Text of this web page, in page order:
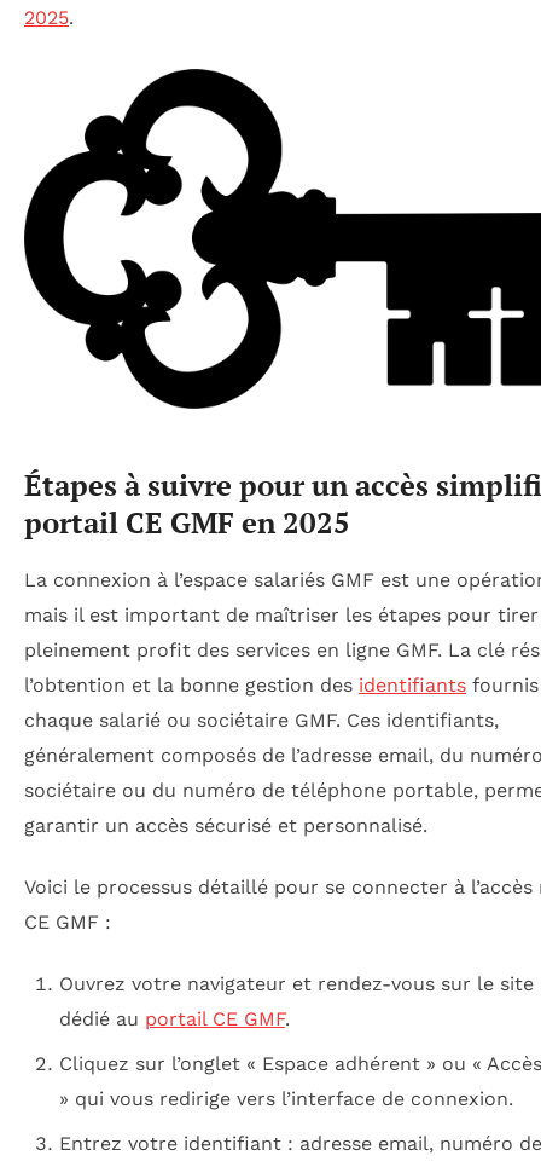
2025.
Étapes à suivre pour un accès
portail CE GMF en 2025
La connexion à l’espace salariés GMF est une
mais il est important de maîtriser les étapes pour tirer
pleinement profit des services en ligne GMF. La clé
l’obtention et la bonne gestion des identifiants
chaque salarié ou sociétaire GMF. Ces identifiants,
généralement composés de l’adresse email, du
sociétaire ou du numéro de téléphone portable,
garantir un accès sécurisé et personnalisé.
Voici le processus détaillé pour se connecter à l’accès
CE GMF :
Ouvrez votre navigateur et rendez-vous sur le
dédié au portail CE GMF.
Cliquez sur l’onglet « Espace adhérent » ou «
» qui vous redirige vers l’interface de connexion.
Entrez votre identifiant : adresse email, numéro de